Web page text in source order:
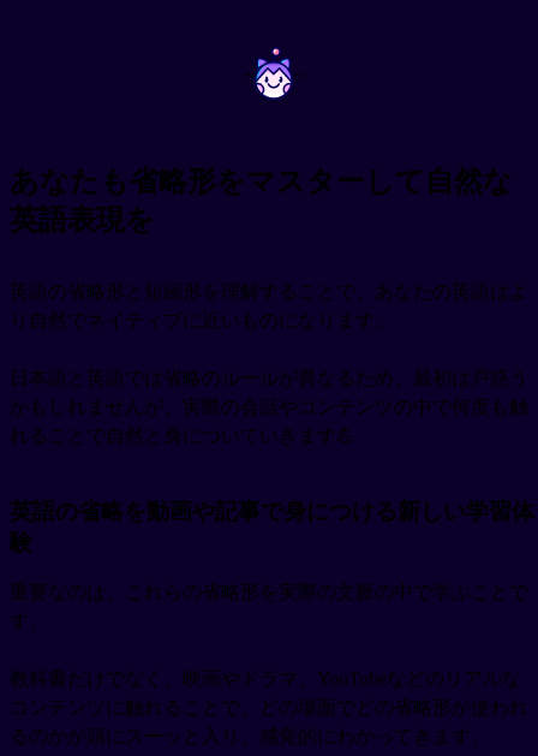
~ ~
あなたも省略形をマスターして自然な
英語表現を
英語の省略形と短縮形を理解することで、あなたの英語はよ
り自然でネイティブに近いものになります。
日本語と英語では省略のルールが異なるため、最初は戸惑う
かもしれませんが、実際の会話やコンテンツの中で何度も触
れることで自然と身についていきます💪
英語の省略を動画や記事で身につける新しい学習体
験
重要なのは、これらの省略形を実際の文脈の中で学ぶことで
す。
教科書だけでなく、映画やドラマ、YouTubeなどのリアルな
コンテンツに触れることで、どの場面でどの省略形が使われ
るのかが頭にスーッと入り、感覚的にわかってきます。